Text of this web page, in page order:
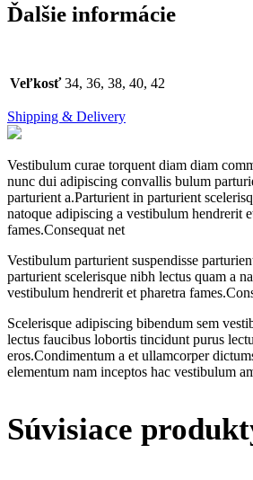
Ďalšie informácie
Veľkosť 34, 36, 38, 40, 42
Shipping & Delivery
Vestibulum curae torquent diam diam
nunc dui adipiscing convallis bulum
parturient a.Parturient in parturient
natoque adipiscing a vestibulum hendrerit
fames.Consequat net
Vestibulum parturient suspendisse
parturient scelerisque nibh lectus quam a
vestibulum hendrerit et pharetra
Scelerisque adipiscing bibendum sem
lectus faucibus lobortis tincidunt purus
eros.Condimentum a et ullamcorper
elementum nam inceptos hac vestibulum
Súvisiace